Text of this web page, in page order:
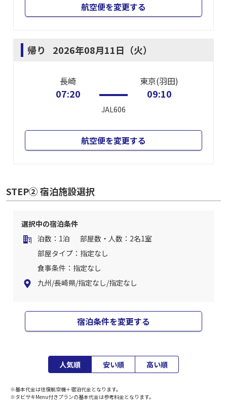
航空便を変更する
帰り 2026年08月11日（火）
長崎
07:20
JAL606
東京(羽田)
09:10
航空便を変更する
STEP② 宿泊施設選択
選択中の宿泊条件
泊数：1泊
部屋数・人数：2名1室
部屋タイプ：指定なし
食事条件：指定なし
九州/長崎県/指定なし/指定なし
宿泊条件を変更する
人気順 安い順 高い順
※基本代金は往復航空機＋宿泊代金となります。
※タビサキMenu付きプランの基本代金は参考料金となります。